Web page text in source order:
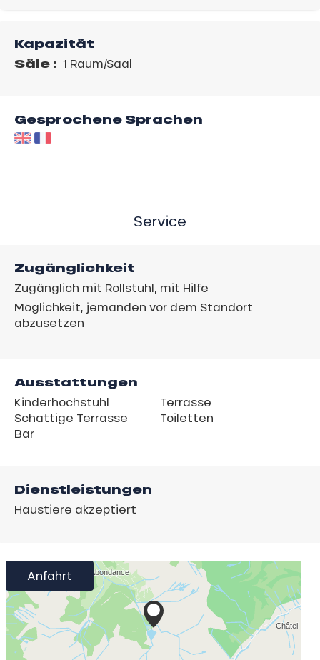
Kapazität
Säle : 1 Raum/Saal
Gesprochene Sprachen
Service
Zugänglichkeit
Zugänglich mit Rollstuhl, mit Hilfe
Möglichkeit, jemanden vor dem Standort
abzusetzen
Ausstattungen
Kinderhochstuhl
Schattige Terrasse
Bar
Terrasse
Toiletten
Dienstleistungen
Haustiere akzeptiert
Anfahrt